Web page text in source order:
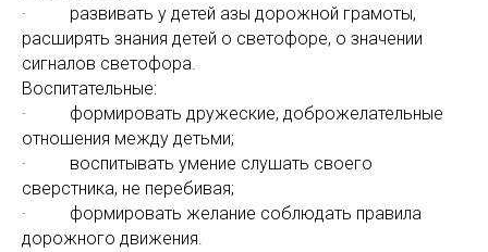
· развивать у детей азы дорожной грамоты,
расширять знания детей о светофоре, о значении
сигналов светофора.
Воспитательные:
· формировать дружеские, доброжелательные
отношения между детьми;
· воспитывать умение слушать своего
сверстника, не перебивая;
· формировать желание соблюдать правила
дорожного движения.